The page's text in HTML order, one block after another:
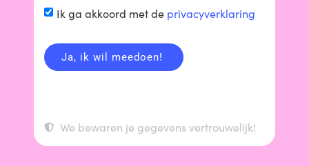
Lees verder...
Ik ga akkoord met de privacyverklaring
Ja, ik wil meedoen!
We bewaren je gegevens vertrouwelijk!